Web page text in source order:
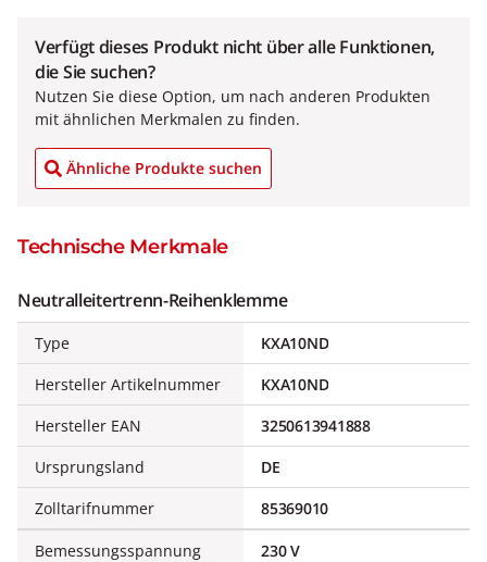
Verfügt dieses Produkt nicht über alle Funktionen,
die Sie suchen?
Nutzen Sie diese Option, um nach anderen Produkten
mit ähnlichen Merkmalen zu finden.
Ähnliche Produkte suchen
Technische Merkmale
Neutralleitertrenn-Reihenklemme
Type
KXA10ND
Hersteller Artikelnummer
KXA10ND
Hersteller EAN
3250613941888
Ursprungsland
DE
Zolltarifnummer
85369010
Bemessungsspannung
230 V